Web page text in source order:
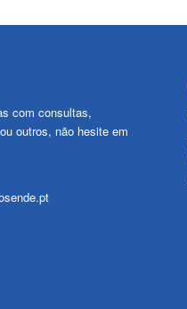
com consultas,
outros, não hesite em